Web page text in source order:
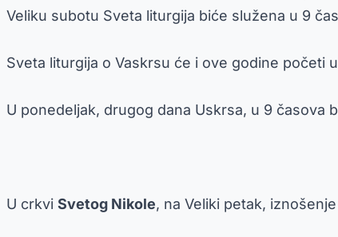
Veliku subotu Sveta liturgija biće služena u 9
Sveta liturgija o Vaskrsu će i ove godine početi
U ponedeljak, drugog dana Uskrsa, u 9 časova
U crkvi Svetog Nikole, na Veliki petak,